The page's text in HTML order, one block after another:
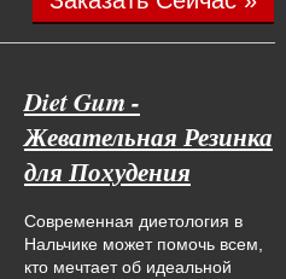
Diet Gum -
Жевательная Резинка
для Похудения
Современная диетология в
Нальчике может помочь всем,
кто мечтает об идеальной